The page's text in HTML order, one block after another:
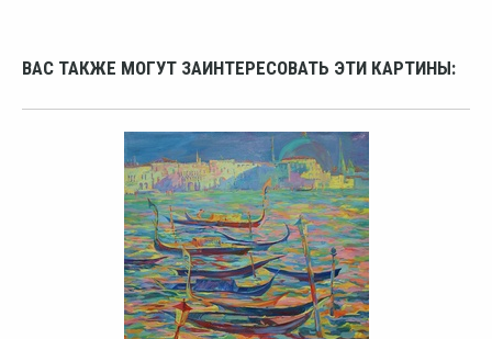
ВАС ТАКЖЕ МОГУТ ЗАИНТЕРЕСОВАТЬ ЭТИ КАРТИНЫ: